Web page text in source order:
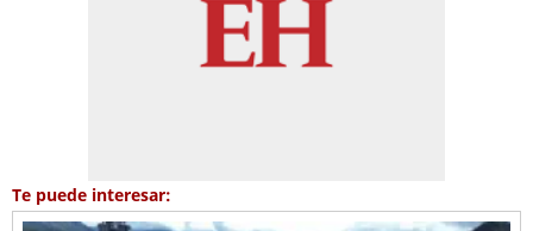
Te puede interesar: